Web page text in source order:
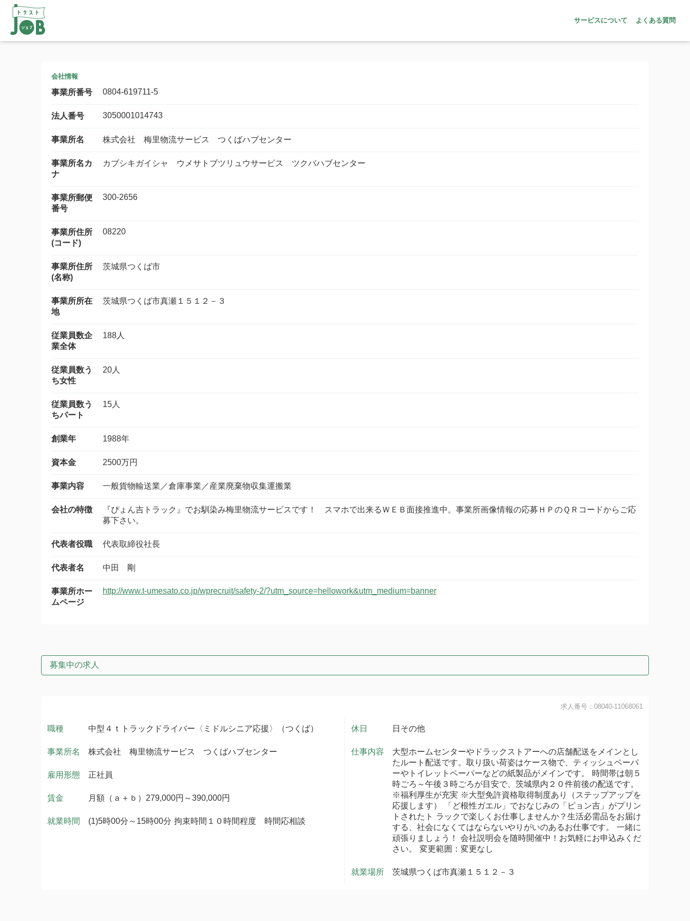
サービスについて よくある質問
会社情報
事業所番号 0804-619711-5
法人番号 3050001014743
事業所名 株式会社 梅里物流サービス つくばハブセンター
事業所名カ
ナ
カブシキガイシャ ウメサトブツリュウサービス ツクバハブセンター
事業所郵便
番号
300-2656
事業所住所
(コード)
08220
事業所住所
(名称)
茨城県つくば市
事業所所在
地
茨城県つくば市真瀬１５１２－３
従業員数企
業全体
188人
従業員数う
ち女性
20人
従業員数う
ちパート
15人
創業年 1988年
資本金 2500万円
事業内容 一般貨物輸送業／倉庫事業／産業廃棄物収集運搬業
会社の特徴
『ぴょん吉トラック』でお馴染み梅里物流サービスです！ スマホで出来るＷＥＢ面接推進中。事業所画像情報の応募ＨＰのＱＲコードからご応
募下さい。
代表者役職 代表取締役社長
代表者名 中田 剛
事業所ホー
ムページ
http://www.t-umesato.co.jp/wprecruit/safety-2/?utm_source=hellowork&utm_medium=banner
募集中の求人
求人番号：08040-11068061
職種 中型４ｔトラックドライバー〈ミドルシニア応援〉（つくば）
事業所名 株式会社 梅里物流サービス つくばハブセンター
雇用形態 正社員
賃金 月額（ａ＋ｂ）279,000円～390,000円
就業時間 (1)5時00分～15時00分 拘束時間１０時間程度 時間応相談
休日 日その他
仕事内容
大型ホームセンターやドラックストアーへの店舗配送をメインとし
たルート配送です。取り扱い荷姿はケース物で、ティッシュペーパ
ーやトイレットペーパーなどの紙製品がメインです。 時間帯は朝５
時ごろ～午後３時ごろが目安で、茨城県内２０件前後の配送です。
※福利厚生が充実 ※大型免許資格取得制度あり（ステップアップを
応援します） 「ど根性ガエル」でおなじみの「ピョン吉」がプリン
トされたト ラックで楽しくお仕事しませんか？生活必需品をお届け
する、社会になくてはならないやりがいのあるお仕事です。 一緒に
頑張りましょう！ 会社説明会を随時開催中！お気軽にお申込みくだ
さい。 変更範囲：変更なし
就業場所 茨城県つくば市真瀬１５１２－３